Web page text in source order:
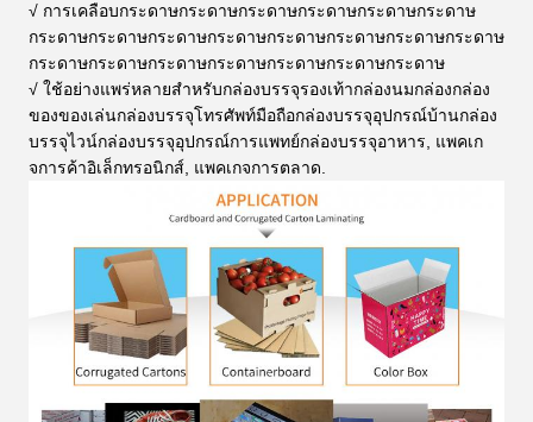
√ การเคลือบกระดาษกระดาษกระดาษกระดาษกระดาษกระดาษ
กระดาษกระดาษกระดาษกระดาษกระดาษกระดาษกระดาษกระดาษ
กระดาษกระดาษกระดาษกระดาษกระดาษกระดาษกระดาษ
√ ใช้อย่างแพร่หลายสําหรับกล่องบรรจุรองเท้ากล่องนมกล่องกล่อง
ของของเล่นกล่องบรรจุโทรศัพท์มือถือกล่องบรรจุอุปกรณ์บ้านกล่อง
บรรจุไวน์กล่องบรรจุอุปกรณ์การแพทย์กล่องบรรจุอาหาร, แพคเก
จการค้าอิเล็กทรอนิกส์, แพคเกจการตลาด